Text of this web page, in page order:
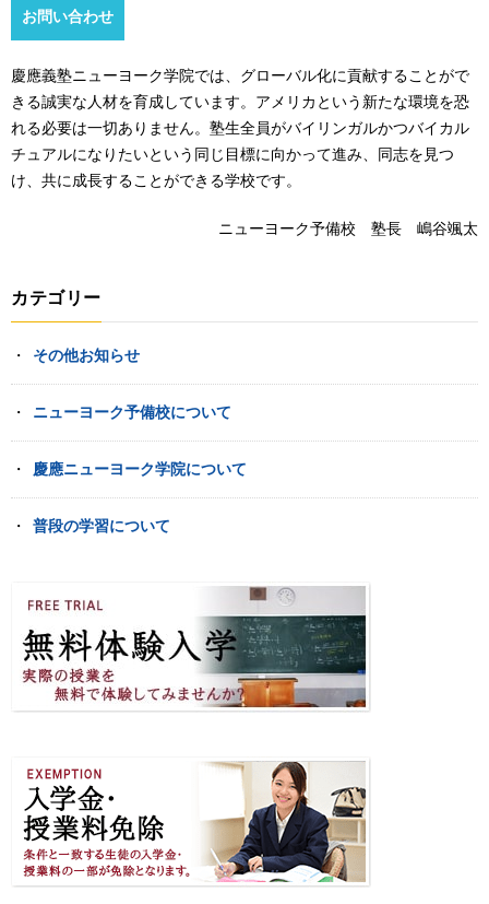
お問い合わせ
慶應義塾ニューヨーク学院では、グローバル化に貢献することがで
きる誠実な人材を育成しています。アメリカという新たな環境を恐
れる必要は一切ありません。塾生全員がバイリンガルかつバイカル
チュアルになりたいという同じ目標に向かって進み、同志を見つ
け、共に成長することができる学校です。
ニューヨーク予備校 塾長 嶋谷颯太
カテゴリー
その他お知らせ
ニューヨーク予備校について
慶應ニューヨーク学院について
普段の学習について